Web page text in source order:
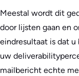
Meestal wordt dit
door lijsten gaan en
eindresultaat is dat
uw
mailbericht echte